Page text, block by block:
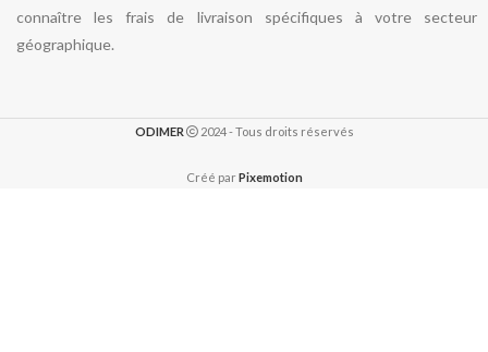
connaître les frais de livraison spécifiques à votre secteur
géographique.
ODIMER 2024 - Tous droits réservés
Créé parPixemotion